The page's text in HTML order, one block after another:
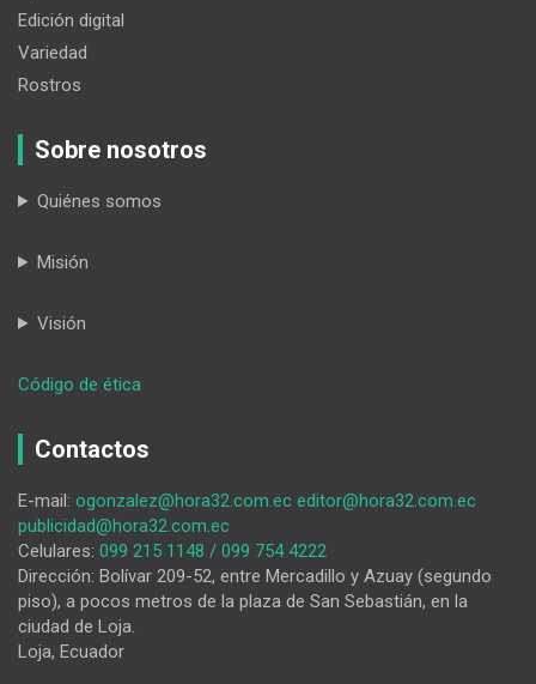
Edición digital
Variedad
Rostros
Sobre nosotros
Quiénes somos
Misión
Visión
Código de ética
solidaridad
Contactos
E-mail: ogonzalez@hora32.com.ec editor@hora32.com.ec
publicidad@hora32.com.ec
Celulares: 099 215 1148 / 099 754 4222
Dirección: Bolívar 209-52, entre Mercadillo y Azuay (segundo
piso), a pocos metros de la plaza de San Sebastián, en la
ciudad de Loja.
Loja, Ecuador